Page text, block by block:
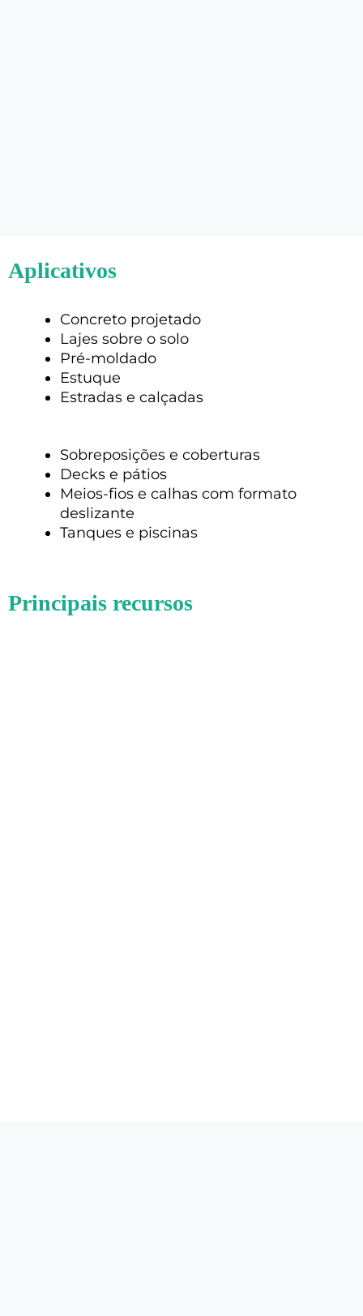
Aplicativos
Concreto projetado
Lajes sobre o solo
Pré-moldado
Estuque
Estradas e calçadas
Sobreposições e coberturas
Decks e pátios
Meios-fios e calhas com formato
deslizante
Tanques e piscinas
Principais recursos